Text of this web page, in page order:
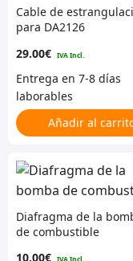
Cable de
para DA2126
29.00€
Añadir al
Diafragma de la
de combustible
10.00€